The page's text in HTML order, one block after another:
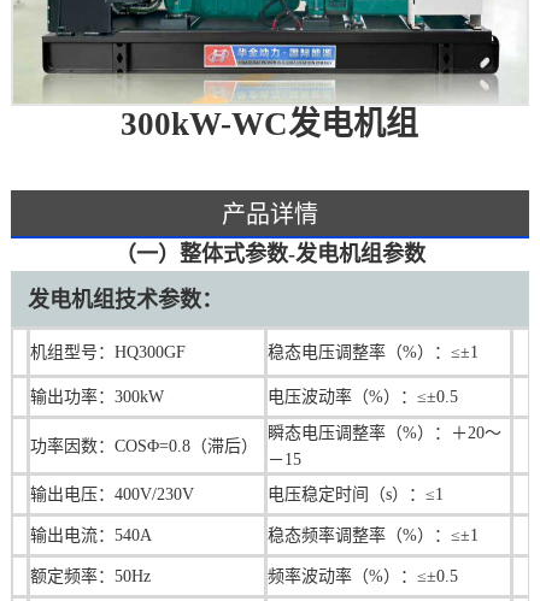
300kW-WC发电机组
产品详情
（一）整体式参数-发电机组参数
发电机组技术参数：
机组型号：HQ300GF 稳态电压调整率（%）：≤±1
输出功率：300kW 电压波动率（%）：≤±0.5
功率因数：COSΦ=0.8（滞后）
瞬态电压调整率（%）：＋20～
－15
输出电压：400V/230V
电压稳定时间（s）：≤1
输出电流：540A 稳态频率调整率（%）：≤±1
额定频率：50Hz 频率波动率（%）：≤±0.5